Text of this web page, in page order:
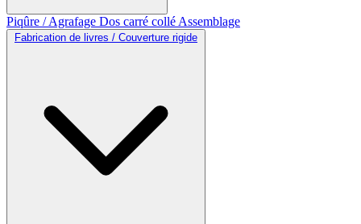
Piqûre / Agrafage Dos carré collé Assemblage
Fabrication de livres / Couverture rigide